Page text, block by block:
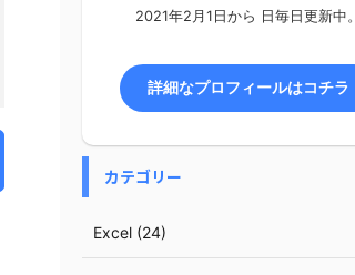
2021年2月1日から 日毎日更新中。
詳細なプロフィールはコチラ
カテゴリー
Excel (24)